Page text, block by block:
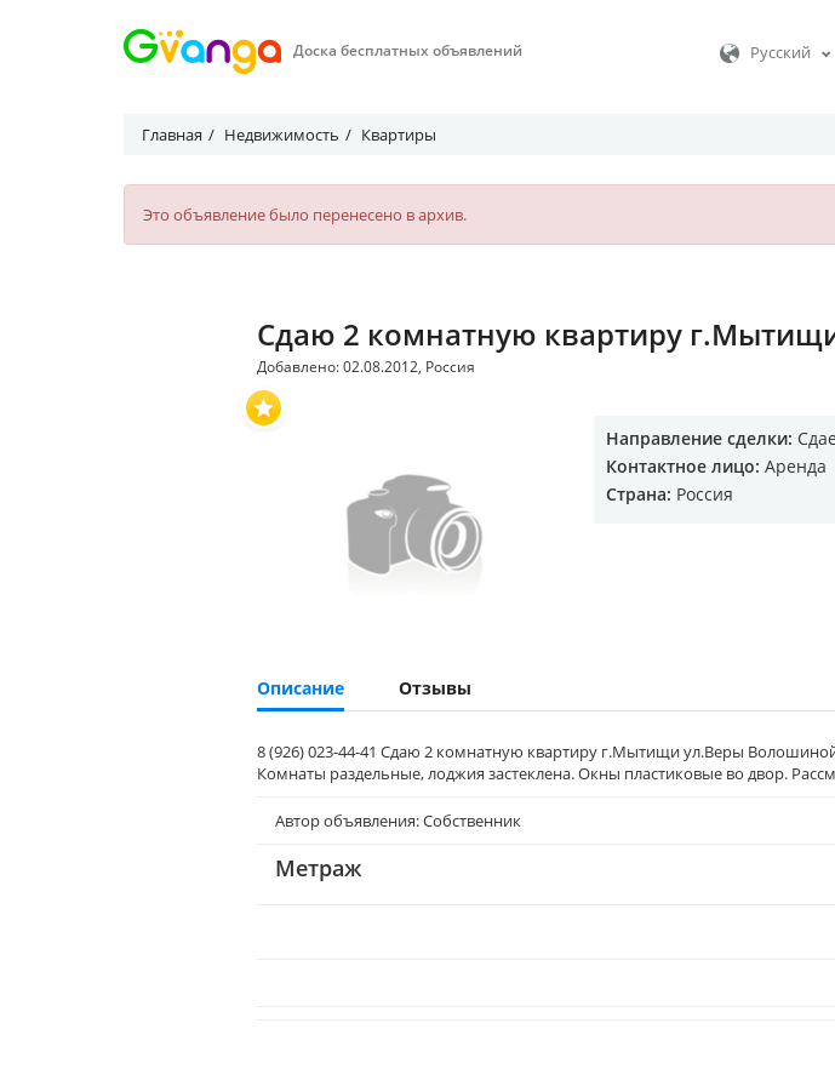
Доска бесплатных объявлений Русский
Главная Недвижимость Квартиры
Это объявление было перенесено в архив.
Сдаю 2 комнатную квартиру
Добавлено: 02.08.2012, Россия
Направление сделки:
Контактное лицо: Аренда
Страна: Россия
Описание Отзывы
8 (926) 023-44-41 Сдаю 2 комнатную квартиру г.Мытищи ул.Веры
Комнаты раздельные, лоджия застеклена. Окны пластиковые во двор.
Автор объявления: Собственник
Метраж